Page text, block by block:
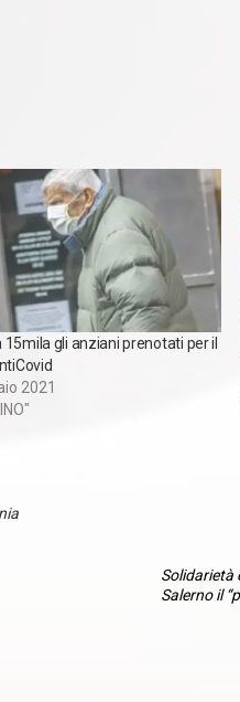
15mila gli anziani prenotati per il
2021
Solidarietà
Salerno il